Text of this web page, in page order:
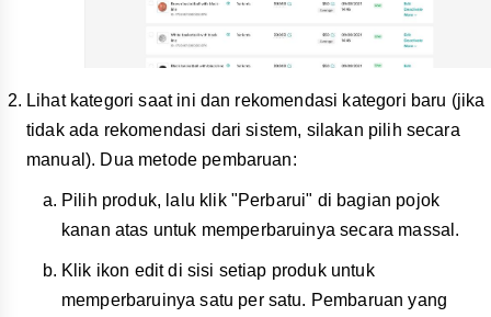
Lihat kategori saat ini dan rekomendasi kategori baru (jika
tidak ada rekomendasi dari sistem, silakan pilih secara
manual). Dua metode pembaruan:
Pilih produk, lalu klik "Perbarui" di bagian pojok
kanan atas untuk memperbaruinya secara massal.
Klik ikon edit di sisi setiap produk untuk
memperbaruinya satu per satu. Pembaruan yang